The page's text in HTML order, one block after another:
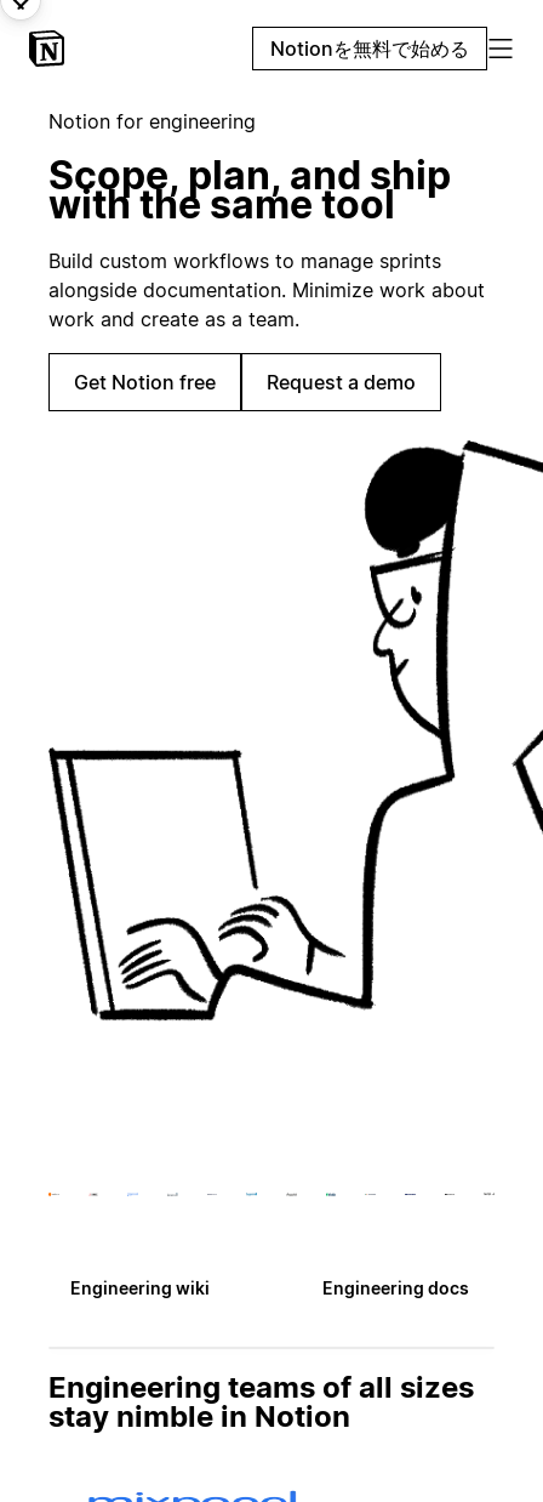
Notionを無料で始める
Notion for engineering
Scope, plan, and ship
with the same tool
Build custom workflows to manage sprints
alongside documentation. Minimize work about
work and create as a team.
Get Notion free Request a demo
Engineering wiki Engineering docs
Engineering teams of all sizes
stay nimble in Notion